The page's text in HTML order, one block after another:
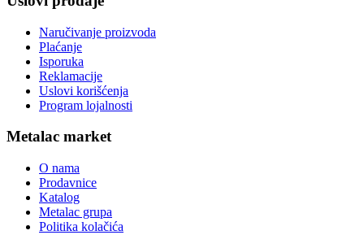
Naručivanje proizvoda
Plaćanje
Isporuka
Reklamacije
Uslovi korišćenja
Program lojalnosti
Metalac market
O nama
Prodavnice
Katalog
Metalac grupa
Politika kolačića